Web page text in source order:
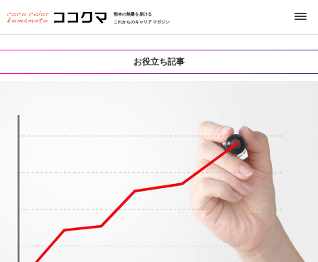
熊本の熱量を届ける
これからのキャリアマガジン
お役立ち記事